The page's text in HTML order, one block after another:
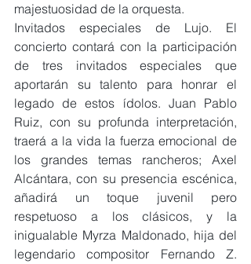
majestuosidad de la orquesta.
Invitados especiales de Lujo. El
concierto contará con la participación
de tres invitados especiales que
aportarán su talento para honrar el
legado de estos ídolos. Juan Pablo
Ruiz, con su profunda interpretación,
traerá a la vida la fuerza emocional de
los grandes temas rancheros; Axel
Alcántara, con su presencia escénica,
añadirá un toque juvenil pero
respetuoso a los clásicos, y la
inigualable Myrza Maldonado, hija del
legendario compositor Fernando Z.